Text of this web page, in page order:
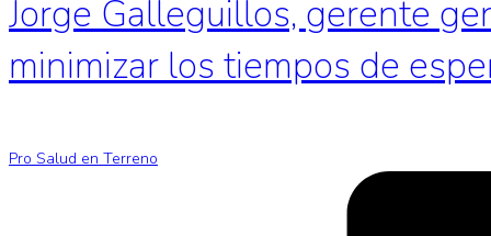
Jorge Galleguillos, gerente
minimizar los tiempos de
Pro Salud en Terreno